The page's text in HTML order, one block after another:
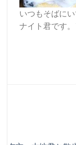
いつもそばに
ナイト君です